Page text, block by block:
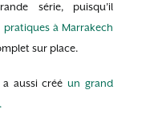
série, puisqu’il
pratiques à Marrakech
sur place.
aussi créé un grand